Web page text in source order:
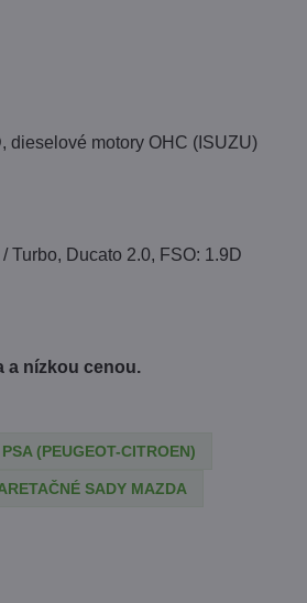
dieselové motory OHC (ISUZU)
Turbo, Ducato 2.0, FSO: 1.9D
a nízkou cenou.
(PEUGEOT-CITROEN)
SADY MAZDA